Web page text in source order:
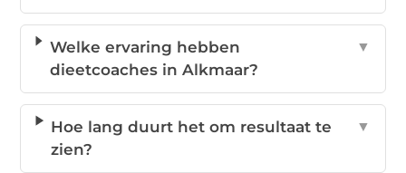
Welke ervaring hebben
dieetcoaches in Alkmaar?
▼
Hoe lang duurt het om resultaat te
zien?
▼